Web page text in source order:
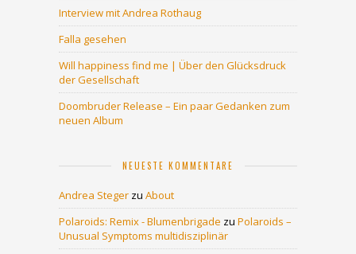
Interview mit Andrea Rothaug
Falla gesehen
Will happiness find me | Über den Glücksdruck
der Gesellschaft
Doombruder Release – Ein paar Gedanken zum
neuen Album
NEUESTE KOMMENTARE
Andrea Steger zu About
Polaroids: Remix - Blumenbrigade zu Polaroids –
Unusual Symptoms multidisziplinär